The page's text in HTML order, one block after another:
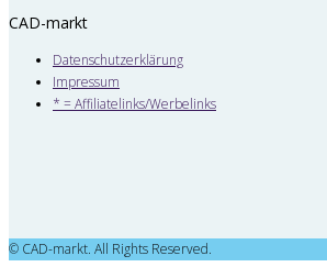
CAD-markt
Datenschutzerklärung
Impressum
* = Affiliatelinks/Werbelinks
© CAD-markt. All Rights Reserved.